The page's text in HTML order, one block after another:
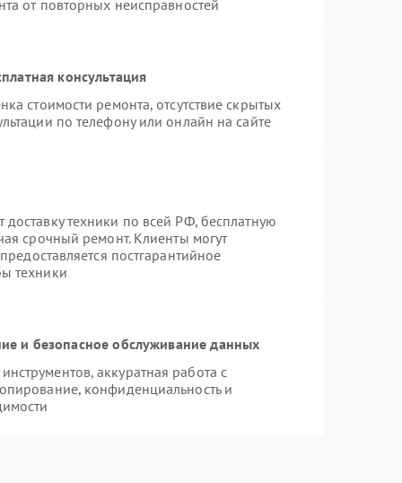
от повторных неисправностей
консультация
стоимости ремонта, отсутствие скрытых
по телефону или онлайн на сайте
доставку техники по всей РФ, бесплатную
срочный ремонт. Клиенты могут
постгарантийное
техники
и безопасное обслуживание данных
аккуратная работа с
конфиденциальность и